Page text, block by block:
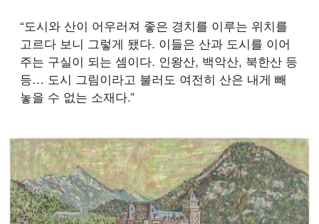
“도시와 산이 어우러져 좋은 경치를 이루는 위치를
고르다 보니 그렇게 됐다. 이들은 산과 도시를 이어
주는 구실이 되는 셈이다. 인왕산, 백악산, 북한산 등
등… 도시 그림이라고 불러도 여전히 산은 내게 빼
놓을 수 없는 소재다.”